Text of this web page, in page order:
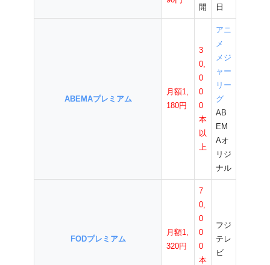
開
日
ABEMAプレミアム
月額1,
180円
3
0,
0
0
0
本
以
上
アニ
メ
メジ
ャー
リー
グ
AB
EM
Aオ
リジ
ナル
FODプレミアム
月額1,
320円
7
0,
0
0
0
本
フジ
テレ
ビ